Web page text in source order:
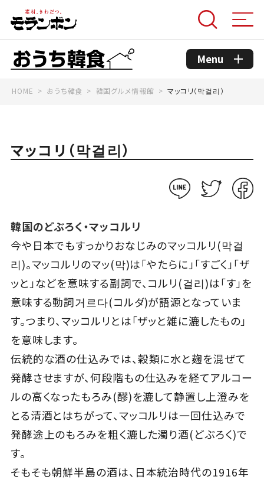
Menu
コンセプト
韓国グルメ情報館
Close
HOME おうち韓食 韓国グルメ情報館 マッコリ（막걸리）
マッコリ（막걸리）
韓国のどぶろく・マッコルリ
今や日本でもすっかりおなじみのマッコルリ(막걸
리)。マッコルリのマッ(막)は「やたらに」「すごく」「ザ
ッと」などを意味する副詞で、コルリ(걸리)は「す」を
意味する動詞거르다(コルダ)が語源となっていま
す。つまり、マッコルリとは「ザッと雑に漉したもの」
を意味します。
伝統的な酒の仕込みでは、穀類に水と麹を混ぜて
発酵させますが、何段階もの仕込みを経てアルコー
ルの高くなったもろみ(醪)を漉して静置し上澄みを
とる清酒とはちがって、マッコルリは一回仕込みで
発酵途上のもろみを粗く漉した濁り酒(どぶろく)で
す。
そもそも朝鮮半島の酒は、日本統治時代の1916年